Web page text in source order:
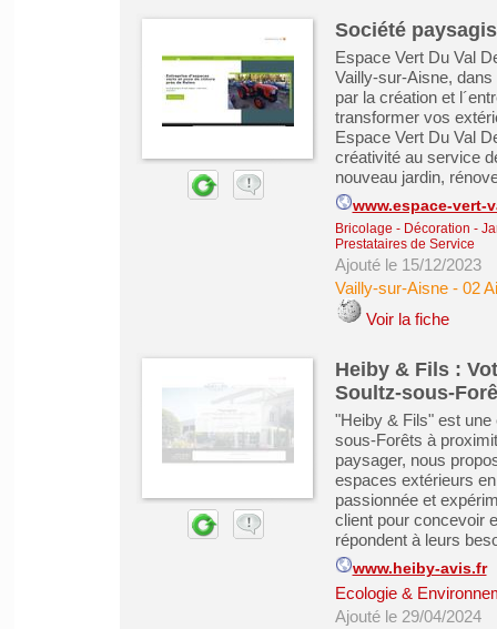
Société
Espace Vert Du Val
Vailly-sur-Aisne,
par la création et
transformer vos
Espace Vert Du Val
créativité au service
nouveau jardin,
www.espace-vert-
Bricolage - Décoration -
Prestataires de Service
Ajouté le 15/12/2023
Vailly-sur-Aisne- 02
Voir la fiche
Heiby & Fils :
Soultz-sous-
"Heiby & Fils" est
sous-Forêts à
paysager, nous
espaces extérieurs
passionnée et
client pour concevoir
répondent à leurs
www.heiby-avis.fr
Ecologie &
Ajouté le 29/04/2024